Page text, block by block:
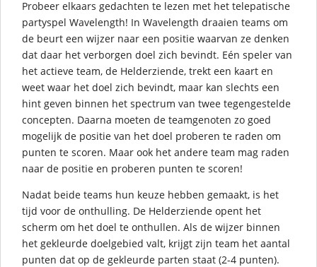
Probeer elkaars gedachten te lezen met het telepatische
partyspel Wavelength! In Wavelength draaien teams om
de beurt een wijzer naar een positie waarvan ze denken
dat daar het verborgen doel zich bevindt. Eén speler van
het actieve team, de Helderziende, trekt een kaart en
weet waar het doel zich bevindt, maar kan slechts een
hint geven binnen het spectrum van twee tegengestelde
concepten. Daarna moeten de teamgenoten zo goed
mogelijk de positie van het doel proberen te raden om
punten te scoren. Maar ook het andere team mag raden
naar de positie en proberen punten te scoren!
Nadat beide teams hun keuze hebben gemaakt, is het
tijd voor de onthulling. De Helderziende opent het
scherm om het doel te onthullen. Als de wijzer binnen
het gekleurde doelgebied valt, krijgt zijn team het aantal
punten dat op de gekleurde parten staat (2-4 punten).